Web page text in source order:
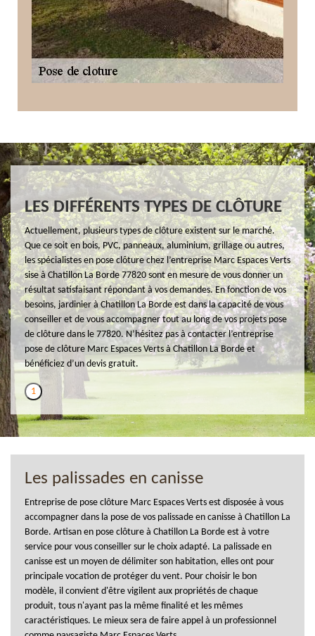
LES DIFFÉRENTS TYPES DE CLÔTURE
Actuellement, plusieurs types de clôture existent sur le marché.
Que ce soit en bois, PVC, panneaux, aluminium, grillage ou autres,
les spécialistes en pose clôture chez l’entreprise Marc Espaces Verts
sise à Chatillon La Borde 77820 sont en mesure de vous donner un
résultat satisfaisant répondant à vos demandes. En fonction de vos
besoins, jardinier à Chatillon La Borde est dans la capacité de vous
conseiller et de vous accompagner tout au long de vos projets pose
de clôture dans le 77820. N’hésitez pas à contacter l’entreprise
pose de clôture Marc Espaces Verts à Chatillon La Borde et
bénéficiez d’un devis gratuit.
1
Les palissades en canisse
Entreprise de pose clôture Marc Espaces Verts est disposée à vous
accompagner dans la pose de vos palissade en canisse à Chatillon La
Borde. Artisan en pose clôture à Chatillon La Borde est à votre
service pour vous conseiller sur le choix adapté. La palissade en
canisse est un moyen de délimiter son habitation, elles ont pour
principale vocation de protéger du vent. Pour choisir le bon
modèle, il convient d'être vigilent aux propriétés de chaque
produit, tous n'ayant pas la même finalité et les mêmes
caractéristiques. Le mieux sera de faire appel à un professionnel